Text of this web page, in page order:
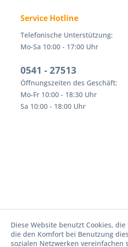
Service Hotline
Telefonische Unterstützung:
Mo-Sa 10:00 - 17:00 Uhr
0541 - 27513
Öffnungszeiten des Geschäft:
Mo-Fr 10:00 - 18:30 Uhr
Sa 10:00 - 18:00 Uhr
Diese Website benutzt Cookies,
die den Komfort bei Benutzung
sozialen Netzwerken